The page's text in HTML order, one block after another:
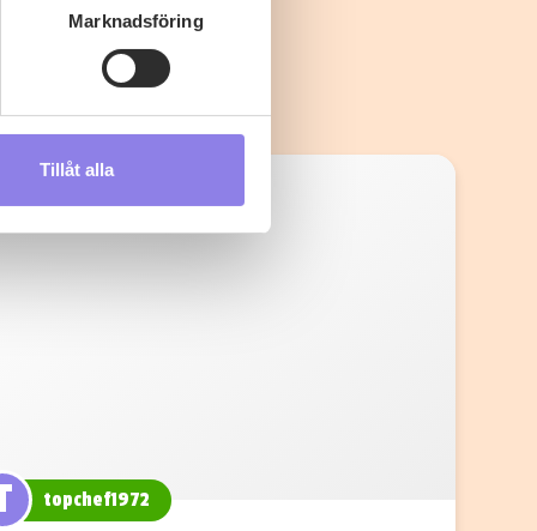
. Du kan ändra
Marknadsföring
Tillåt alla
topchef1972